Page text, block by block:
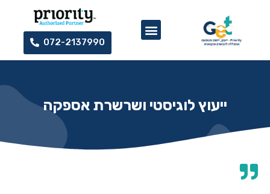
072-2137990
ייעוץ לוגיסטי ושרשרת אספקה